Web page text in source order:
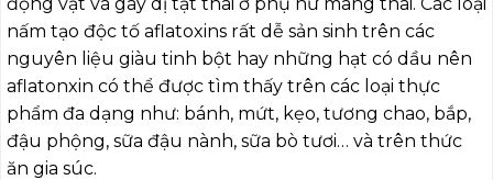
nấm tạo độc tố aflatoxins rất dễ sản sinh trên các
nguyên liệu giàu tinh bột hay những hạt có dầu nên
aflatonxin có thể được tìm thấy trên các loại thực
phẩm đa dạng như: bánh, mứt, kẹo, tương chao, bắp,
đậu phộng, sữa đậu nành, sữa bò tươi… và trên thức
ăn gia súc.